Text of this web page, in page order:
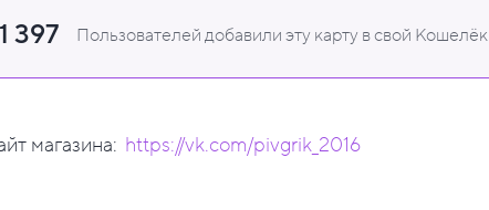
1 397 Пользователей добавили эту карту в свой Кошелёк
магазина: https://vk.com/pivgrik_2016